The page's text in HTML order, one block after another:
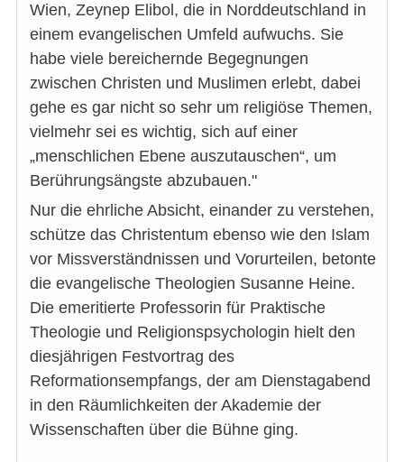
Wien, Zeynep Elibol, die in Norddeutschland in
einem evangelischen Umfeld aufwuchs. Sie
habe viele bereichernde Begegnungen
zwischen Christen und Muslimen erlebt, dabei
gehe es gar nicht so sehr um religiöse Themen,
vielmehr sei es wichtig, sich auf einer
„menschlichen Ebene auszutauschen“, um
Berührungsängste abzubauen."
Nur die ehrliche Absicht, einander zu verstehen,
schütze das Christentum ebenso wie den Islam
vor Missverständnissen und Vorurteilen, betonte
die evangelische Theologien Susanne Heine.
Die emeritierte Professorin für Praktische
Theologie und Religionspsychologin hielt den
diesjährigen Festvortrag des
Reformationsempfangs, der am Dienstagabend
in den Räumlichkeiten der Akademie der
Wissenschaften über die Bühne ging.